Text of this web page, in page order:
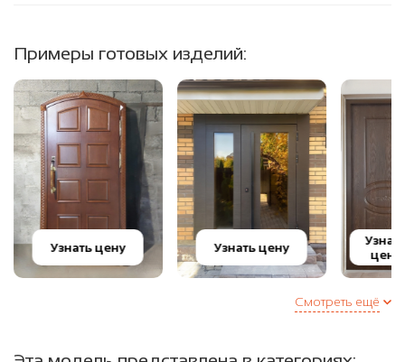
Примеры готовых изделий:
Узнать цену Узнать цену
цену
Смотреть ещё